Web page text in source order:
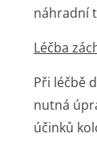
náhradní
Léčba
Při léčbě
nutná
účinků